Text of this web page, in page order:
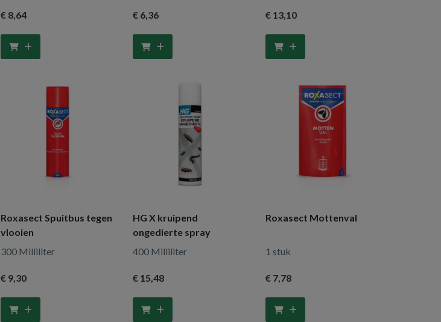
€ 8,64 € 6,36 € 13,10
Roxasect Spuitbus tegen
vlooien
300 Milliliter
€ 9,30
HG X kruipend
ongedierte spray
400 Milliliter
€ 15 ,48
Roxasect Mottenval
1 stuk
€ 7,78